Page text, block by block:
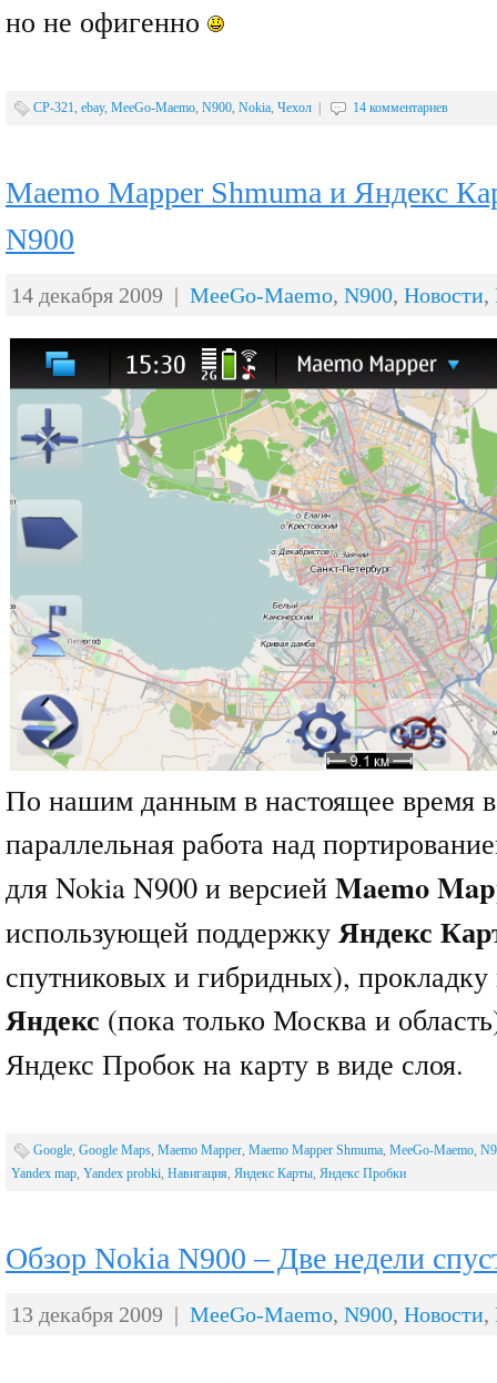
но не офигенно
CP-321, ebay, MeeGo-Maemo, N900, Nokia, Чехол 14 комментариев
Maemo Mapper Shmuma и Яндекс
N900
14 декабря 2009 | MeeGo-Maemo, N900, Новости,
По нашим данным в настоящее время
параллельная работа над
для Nokia N900 и версией Maemo
использующей поддержку Яндекс
спутниковых и гибридных),
Яндекс (пока только Москва и
Яндекс Пробок на карту в виде слоя.
Google, Google Maps, Maemo Mapper, Maemo Mapper Shmuma, MeeGo-Maemo,
Yandex map, Yandex probki, Навигация, Яндекс Карты, Яндекс Пробки
Обзор Nokia N900 – Две недели
13 декабря 2009 | MeeGo-Maemo, N900, Новости,